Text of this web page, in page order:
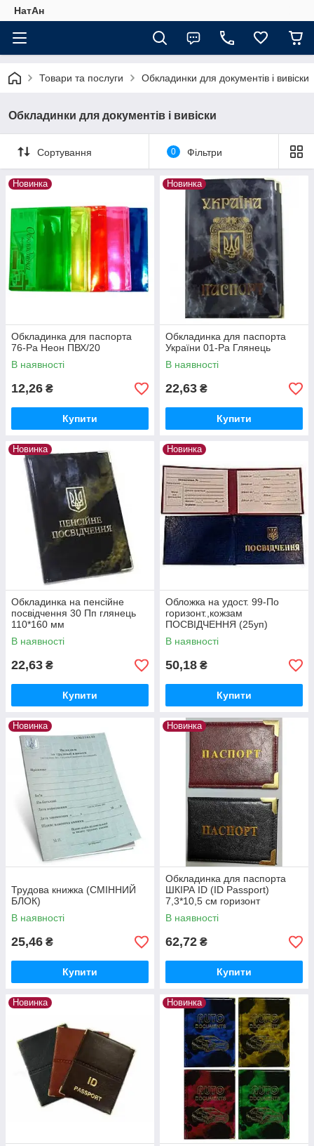
НатАн
Товари та послуги Обкладинки для документів і вивіски
Обкладинки для документів і вивіски
Сортування 0 Фільтри
Новинка
Обкладинка для паспорта
76-Ра Неон ПВХ/20
В наявності
12,26 ₴
Купити
Новинка
Обкладинка для паспорта
України 01-Ра Глянець
В наявності
22,63 ₴
Купити
Новинка
Обкладинка на пенсійне
посвідчення 30 Пп глянець
110*160 мм
В наявності
22,63 ₴
Купити
Новинка
Обложка на удост. 99-По
горизонт.,кожзам
ПОСВІДЧЕННЯ (25уп)
В наявності
50,18 ₴
Купити
Новинка
Трудова книжка (СМІННИЙ
БЛОК)
В наявності
25,46 ₴
Купити
Новинка
Обкладинка для паспорта
ШКІРА ID (ID Passport)
7,3*10,5 см горизонт
В наявності
62,72 ₴
Купити
Новинка Новинка